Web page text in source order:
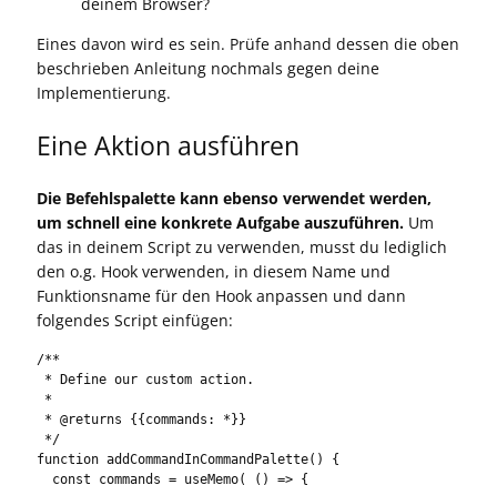
Eines davon wird es sein. Prüfe anhand dessen die oben
beschrieben Anleitung nochmals gegen deine
Implementierung.
Eine Aktion ausführen
Die Befehlspalette kann ebenso verwendet werden,
um schnell eine konkrete Aufgabe auszuführen. Um
das in deinem Script zu verwenden, musst du lediglich
den o.g. Hook verwenden, in diesem Name und
Funktionsname für den Hook anpassen und dann
folgendes Script einfügen:
/**
function addCommandInCommandPalette() {